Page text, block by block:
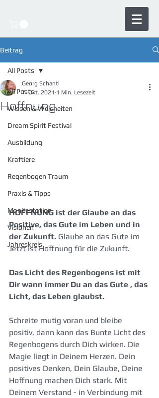
Beitrag
All Posts
Wissen & Weisheiten
Dream Spirit Festival
Ausbildung
Kraftiere
Regenbogen Traum
Praxis & Tipps
Manifestation
Visionen
Jahreskreis
All Posts
Hoffnung
Georg Schantl
7. Okt. 2021 1 Min. Lesezeit
HOFFNUNG ist der Glaube an das
Positive, das Gute im Leben und in
der Zukunft. Glaube an das Gute im
Jetzt ist Hoffnung für die Zukunft.
Das Licht des Regenbogens ist mit
Dir wann immer Du an das Gute , das
Licht, das Leben glaubst.
Schreite mutig voran und bleibe
positiv, dann kann das Bunte Licht des
Regenbogens durch Dich wirken. Die
Magie liegt in Deinem Herzen. Dein
positives Denken, Dein Glaube, Deine
Hoffnung machen Dich stark. Mit
Deinem Verstand - in Verbindung mit